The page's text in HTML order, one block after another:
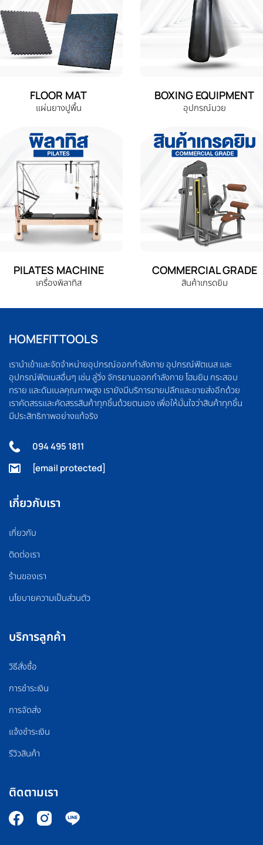
FLOOR MAT
แผ่นยางปูพื้น
BOXING EQUIPMENT
อุปกรณ์มวย
PILATES MACHINE
เครื่องพิลาทิส
COMMERCIAL GRADE
สินค้าเกรดยิม
HOMEFITTOOLS
เรานำเข้าและจัดจำหน่ายอุปกรณ์ออกกำลังกาย อุปกรณ์ฟิตเนส และ
อุปกรณ์ฟิตเนสอื่นๆ เช่น ลู่วิ่ง จักรยานออกกำลังกาย โฮมยิม กระสอบ
ทราย และดัมเบลคุณภาพสูง เรายังมีบริการขายปลีกและขายส่งอีกด้วย
เราคัดสรรและคัดสรรสินค้าทุกชิ้นด้วยตนเอง เพื่อให้มั่นใจว่าสินค้าทุกชิ้น
มีประสิทธิภาพอย่างแท้จริง
094 495 1811
[email protected]
เกี่ยวกับเรา
เกี่ยวกับ
ติดต่อเรา
ร้านของเรา
นโยบายความเป็นส่วนตัว
บริการลูกค้า
วิธีสั่งซื้อ
การชำระเงิน
การจัดส่ง
แจ้งชำระเงิน
รีวิวสินค้า
ติดตามเรา